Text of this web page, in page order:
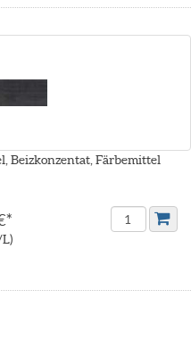
Beizkonzentat, Färbemittel